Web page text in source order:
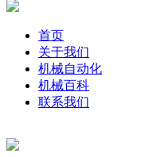
首页
关于我们
机械自动化
机械百科
联系我们